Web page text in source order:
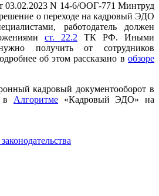
03.02.2023 N 14-6/ООГ-771 Минтруд
о переходе на кадровый ЭДО
работодатель должен
ст. 22.2 ТК РФ. Иными
получить от сотрудников
об этом рассказано в обзоре
кадровый документооборот в
в Алгоритме «Кадровый ЭДО» на